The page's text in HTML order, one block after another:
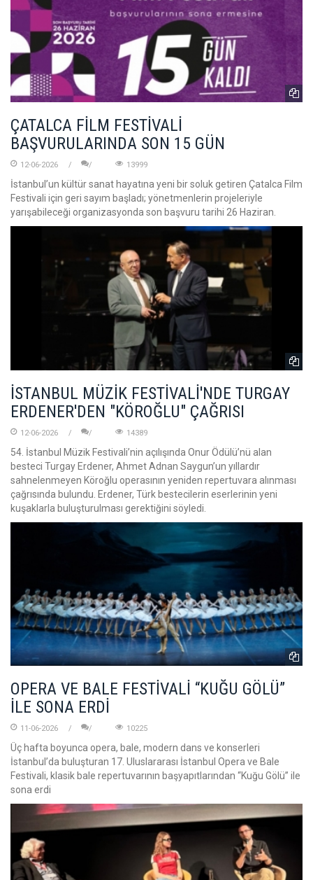
ÇATALCA FİLM FESTİVALİ
BAŞVURULARINDA SON 15 GÜN
12-06-2026 13999
İstanbul’un kültür sanat hayatına yeni bir soluk getiren Çatalca Film
Festivali için geri sayım başladı; yönetmenlerin projeleriyle
yarışabileceği organizasyonda son başvuru tarihi 26 Haziran.
İSTANBUL MÜZİK FESTİVALİ'NDE TURGAY
ERDENER'DEN "KÖROĞLU" ÇAĞRISI
12-06-2026 14389
54. İstanbul Müzik Festivali’nin açılışında Onur Ödülü’nü alan
besteci Turgay Erdener, Ahmet Adnan Saygun’un yıllardır
sahnelenmeyen Köroğlu operasının yeniden repertuvara alınması
çağrısında bulundu. Erdener, Türk bestecilerin eserlerinin yeni
kuşaklarla buluşturulması gerektiğini söyledi.
OPERA VE BALE FESTİVALİ “KUĞU GÖLÜ”
İLE SONA ERDİ
11-06-2026 10225
Üç hafta boyunca opera, bale, modern dans ve konserleri
İstanbul’da buluşturan 17. Uluslararası İstanbul Opera ve Bale
Festivali, klasik bale repertuvarının başyapıtlarından “Kuğu Gölü” ile
sona erdi